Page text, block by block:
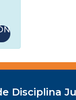
Disciplina